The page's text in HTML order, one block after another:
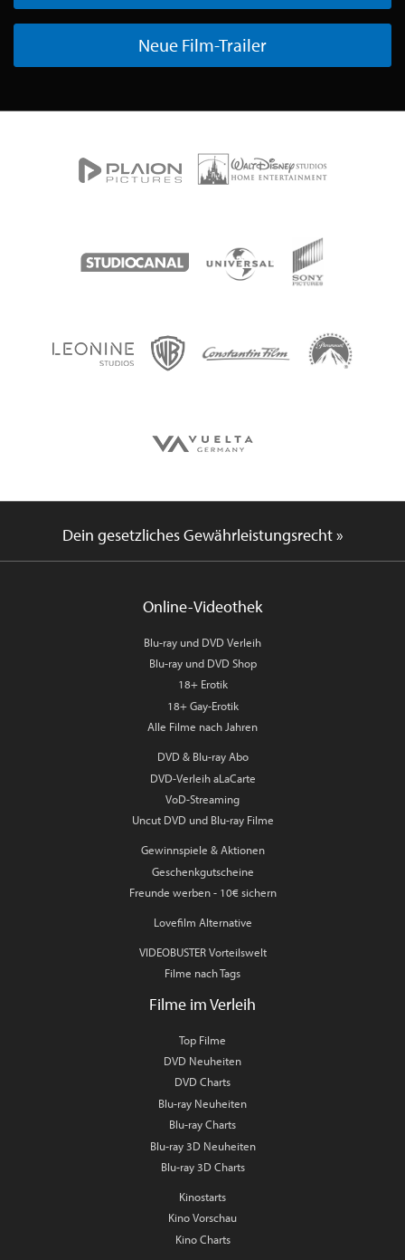
Neue Film-Trailer
Dein gesetzliches Gewährleistungsrecht »
Online-Videothek
Blu-ray und DVD Verleih
Blu-ray und DVD Shop
18+ Erotik
18+ Gay-Erotik
Alle Filme nach Jahren
DVD & Blu-ray Abo
DVD-Verleih aLaCarte
VoD-Streaming
Uncut DVD und Blu-ray Filme
Gewinnspiele & Aktionen
Geschenkgutscheine
Freunde werben - 10€ sichern
Lovefilm Alternative
VIDEOBUSTER Vorteilswelt
Filme nach Tags
Filme im Verleih
Top Filme
DVD Neuheiten
DVD Charts
Blu-ray Neuheiten
Blu-ray Charts
Blu-ray 3D Neuheiten
Blu-ray 3D Charts
Kinostarts
Kino Vorschau
Kino Charts